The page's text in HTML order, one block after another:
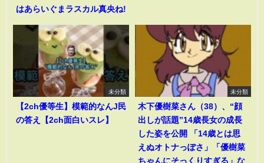
はあらいぐまラスカル真央ね!
未分類
【2ch優等生】模範的なんJ民
の答え【2ch面白いスレ】
未分類
木下優樹菜さん（38）、“顔
出しが話題”14歳長女の成長
した姿を公開 「14歳とは思
えぬオトナっぽさ」「優樹菜
ちゃんにそっくりすぎる」な